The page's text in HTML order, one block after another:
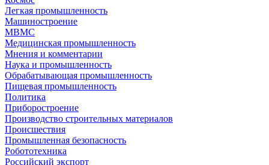
Легкая промышленность
Машиностроение
МВМС
Медицинская промышленность
Мнения и комментарии
Наука и промышленность
Обрабатывающая промышленность
Пищевая промышленность
Политика
Приборостроение
Производство строительных материалов
Происшествия
Промышленная безопасность
Робототехника
Российский экспорт